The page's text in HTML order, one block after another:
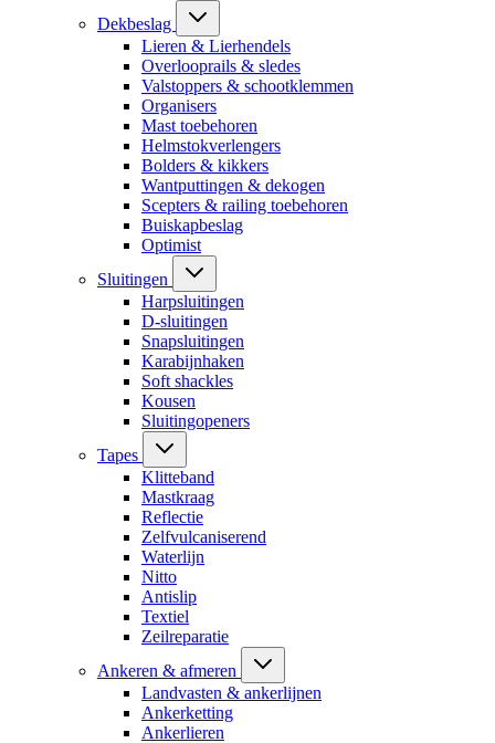
Dekbeslag
Lieren & Lierhendels
Overlooprails & sledes
Valstoppers & schootklemmen
Organisers
Mast toebehoren
Helmstokverlengers
Bolders & kikkers
Wantputtingen & dekogen
Scepters & railing toebehoren
Buiskapbeslag
Optimist
Sluitingen
Harpsluitingen
D-sluitingen
Snapsluitingen
Karabijnhaken
Soft shackles
Kousen
Sluitingopeners
Tapes
Klitteband
Mastkraag
Reflectie
Zelfvulcaniserend
Waterlijn
Nitto
Antislip
Textiel
Zeilreparatie
Ankeren & afmeren
Landvasten & ankerlijnen
Ankerketting
Ankerlieren